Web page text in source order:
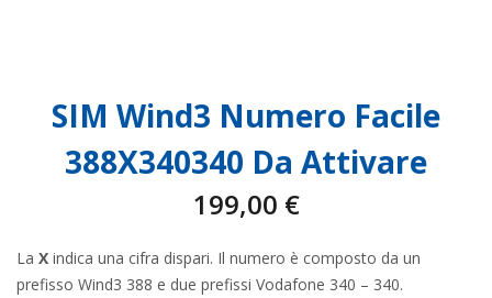
SIM Wind3 Numero Facile
388X340340 Da Attivare
199,00 €
La X indica una cifra dispari. Il numero è composto da un
prefisso Wind3 388 e due prefissi Vodafone 340 – 340.